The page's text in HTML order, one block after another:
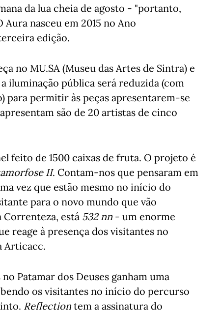
da lua cheia de agosto - "portanto,
Aura nasceu em 2015 no Ano
edição.
no MU.SA (Museu das Artes de Sintra) e
iluminação pública será reduzida (com
para permitir às peças apresentarem-se
são de 20 artistas de cinco
feito de 1500 caixas de fruta. O projeto é
II. Contam-nos que pensaram em
vez que estão mesmo no início do
para o novo mundo que vão
Correnteza, está 532 nn - um enorme
reage à presença dos visitantes no
Articacc.
Patamar dos Deuses ganham uma
os visitantes no início do percurso
Reflection tem a assinatura do